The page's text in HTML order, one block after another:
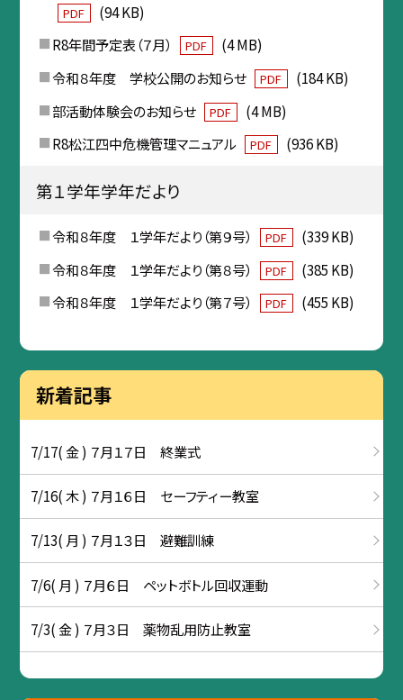
PDF
(94 KB)
R8年間予定表（７月）
PDF
(4 MB)
令和８年度 学校公開のお知らせ
PDF
(184 KB)
部活動体験会のお知らせ
PDF
(4 MB)
R8松江四中危機管理マニュアル
PDF (936 KB)
第１学年学年だより
令和８年度 １学年だより（第９号） PDF
(339 KB)
令和８年度 １学年だより（第８号）
PDF
(385 KB)
令和８年度 １学年だより（第７号）
PDF (455 KB)
新着記事
7/17( 金 ) ７月１７日 終業式
7/16( 木 ) ７月１６日 セーフティー教室
7/13( 月 ) ７月１３日 避難訓練
7/6( 月 ) ７月６日 ペットボトル回収運動
7/3( 金 ) ７月３日 薬物乱用防止教室